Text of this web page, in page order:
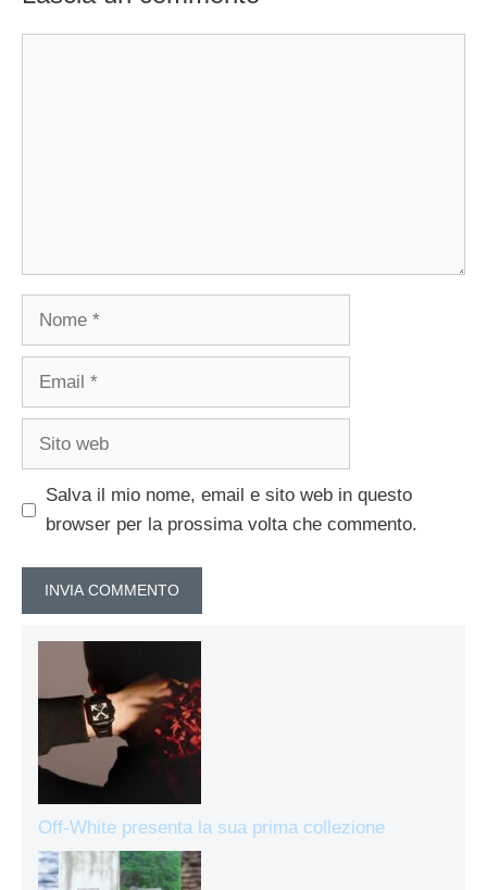
Nome
Email
Sito
Salva il mio nome, email e sito web in questo
browser per la prossima volta che commento.
Off-White presenta la sua prima collezione